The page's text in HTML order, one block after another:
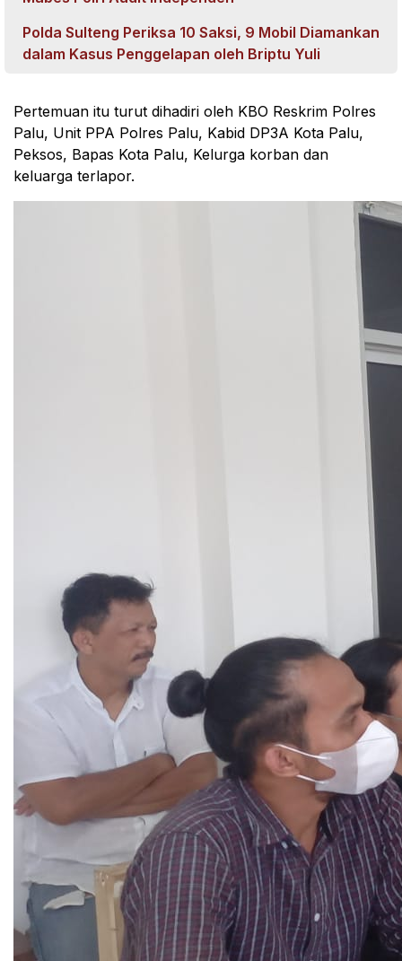
Polda Sulteng Periksa 10 Saksi, 9 Mobil Diamankan
dalam Kasus Penggelapan oleh Briptu Yuli
Pertemuan itu turut dihadiri oleh KBO Reskrim Polres
Palu, Unit PPA Polres Palu, Kabid DP3A Kota Palu,
Peksos, Bapas Kota Palu, Kelurga korban dan
keluarga terlapor.